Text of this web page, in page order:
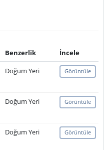
Benzerlik
İncele
Doğum Yeri Görüntüle
Doğum Yeri Görüntüle
Doğum Yeri Görüntüle